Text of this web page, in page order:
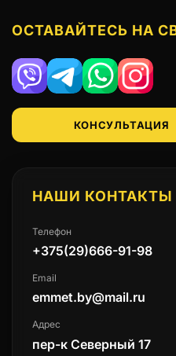
ОСТАВАЙТЕСЬ НА
Viber TelegramWhatsAppInstagram
КОНСУЛЬТАЦИЯ
НАШИ КОНТАКТЫ
Телефон
+375(29)666-91-98
Email
emmet.by@mail.ru
Адрес
пер-к Северный 17